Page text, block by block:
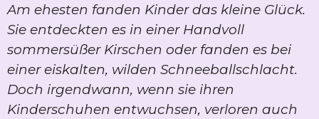
Am ehesten fanden Kinder das kleine Glück.
Sie entdeckten es in einer Handvoll
sommersüßer Kirschen oder fanden es bei
einer eiskalten, wilden Schneeballschlacht.
Doch irgendwann, wenn sie ihren
Kinderschuhen entwuchsen, verloren auch